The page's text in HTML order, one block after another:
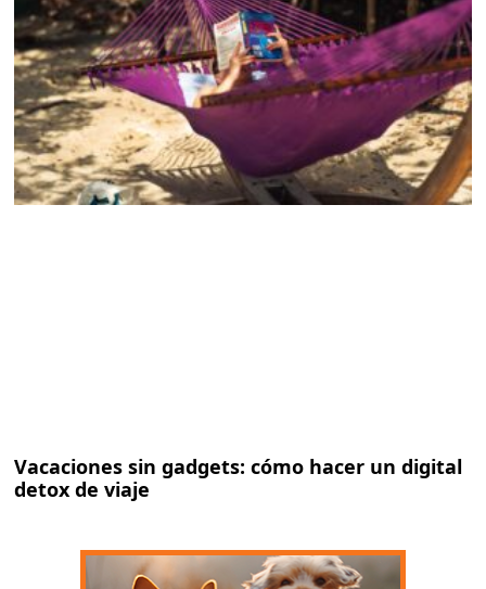
Vacaciones sin gadgets: cómo hacer un digital
detox de viaje